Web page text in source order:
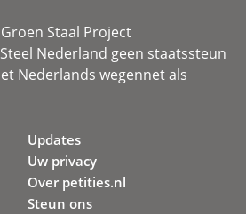
Staal Project
Nederland geen staatssteun
Nederlands wegennet als
Updates
Uw privacy
Over petities.nl
Steun ons